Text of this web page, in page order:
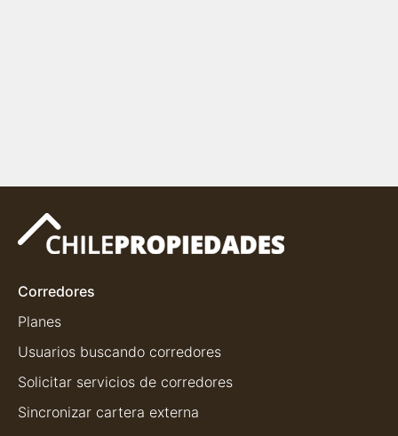
Corredores
Planes
Usuarios buscando corredores
Solicitar servicios de corredores
Sincronizar cartera externa